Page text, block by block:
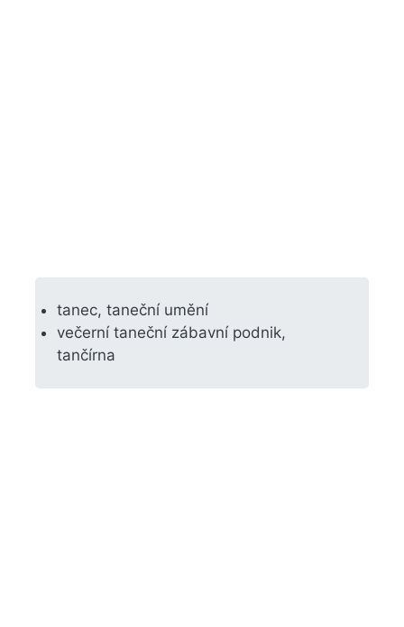
tanec, taneční umění
večerní taneční zábavní podnik,
tančírna